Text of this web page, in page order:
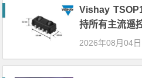
Vishay
持所有主流遥
2026年08月04日